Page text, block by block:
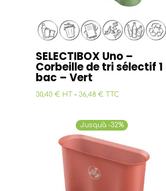
SELECTIBOX Uno –
Corbeille de tri sélectif 1
bac – Vert
30,40 € HT - 36,48 € TTC
Jusqu'à -32%